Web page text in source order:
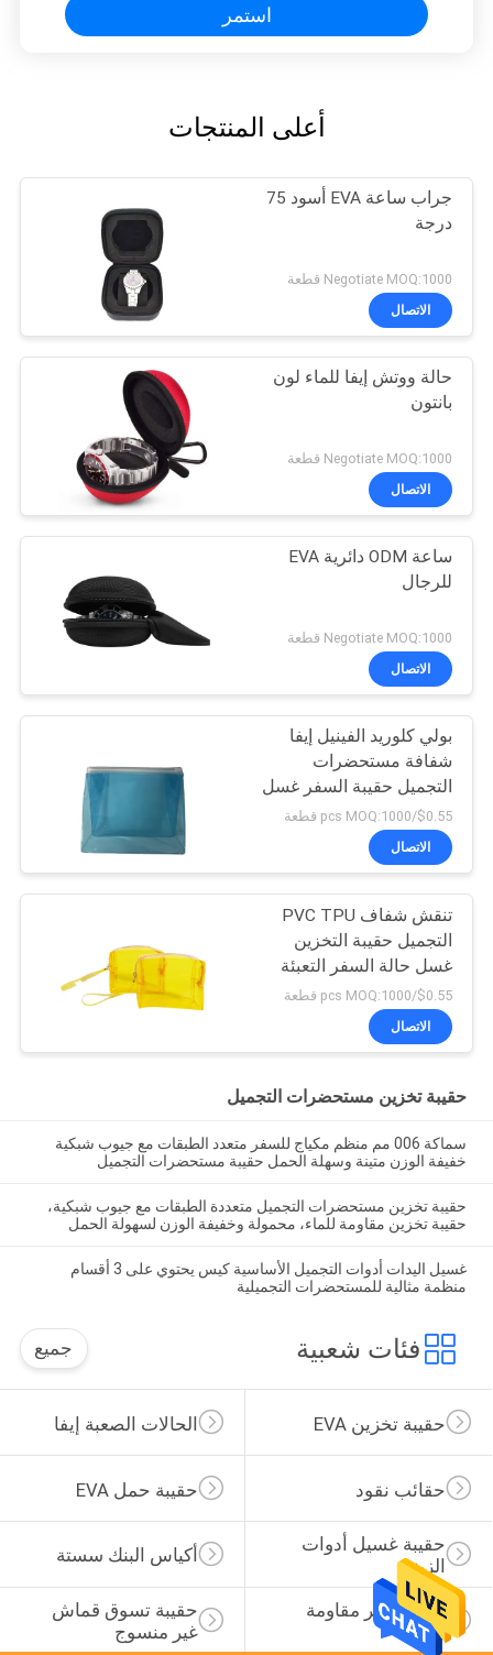
استمر
أعلى المنتجات
جراب ساعة EVA أسود 75
درجة
Negotiate MOQ:1000 قطعة
الاتصال
حالة ووتش إيفا للماء لون
بانتون
Negotiate MOQ:1000 قطعة
الاتصال
ساعة ODM دائرية EVA
للرجال
Negotiate MOQ:1000 قطعة
الاتصال
بولي كلوريد الفينيل إيفا
شفافة مستحضرات
التجميل حقيبة السفر غسل
حالة التعبئة والتغليف 0.06
مللي متر
$0.55/pcs MOQ:1000 قطعة
الاتصال
تنقش شفاف PVC TPU
التجميل حقيبة التخزين
غسل حالة السفر التعبئة
والتغليف
$0.55/pcs MOQ:1000 قطعة
الاتصال
حقيبة تخزين مستحضرات التجميل
سماكة 006 مم منظم مكياج للسفر متعدد الطبقات مع جيوب شبكية
خفيفة الوزن متينة وسهلة الحمل حقيبة مستحضرات التجميل
حقيبة تخزين مستحضرات التجميل متعددة الطبقات مع جيوب شبكية،
حقيبة تخزين مقاومة للماء، محمولة وخفيفة الوزن لسهولة الحمل
غسيل اليدات أدوات التجميل الأساسية كيس يحتوي على 3 أقسام
منظمة مثالية للمستحضرات التجميلية
فئات شعبية جميع
الحالات الصعبة إيفا حقيبة تخزين EVA
حقيبة حمل EVA حقائب نقود
أكياس البنك سستة
حقيبة غسيل أدوات
الزينة
حقيبة تسوق قماش
غير منسوج
حقيبة ظهر مقاومة
للماء